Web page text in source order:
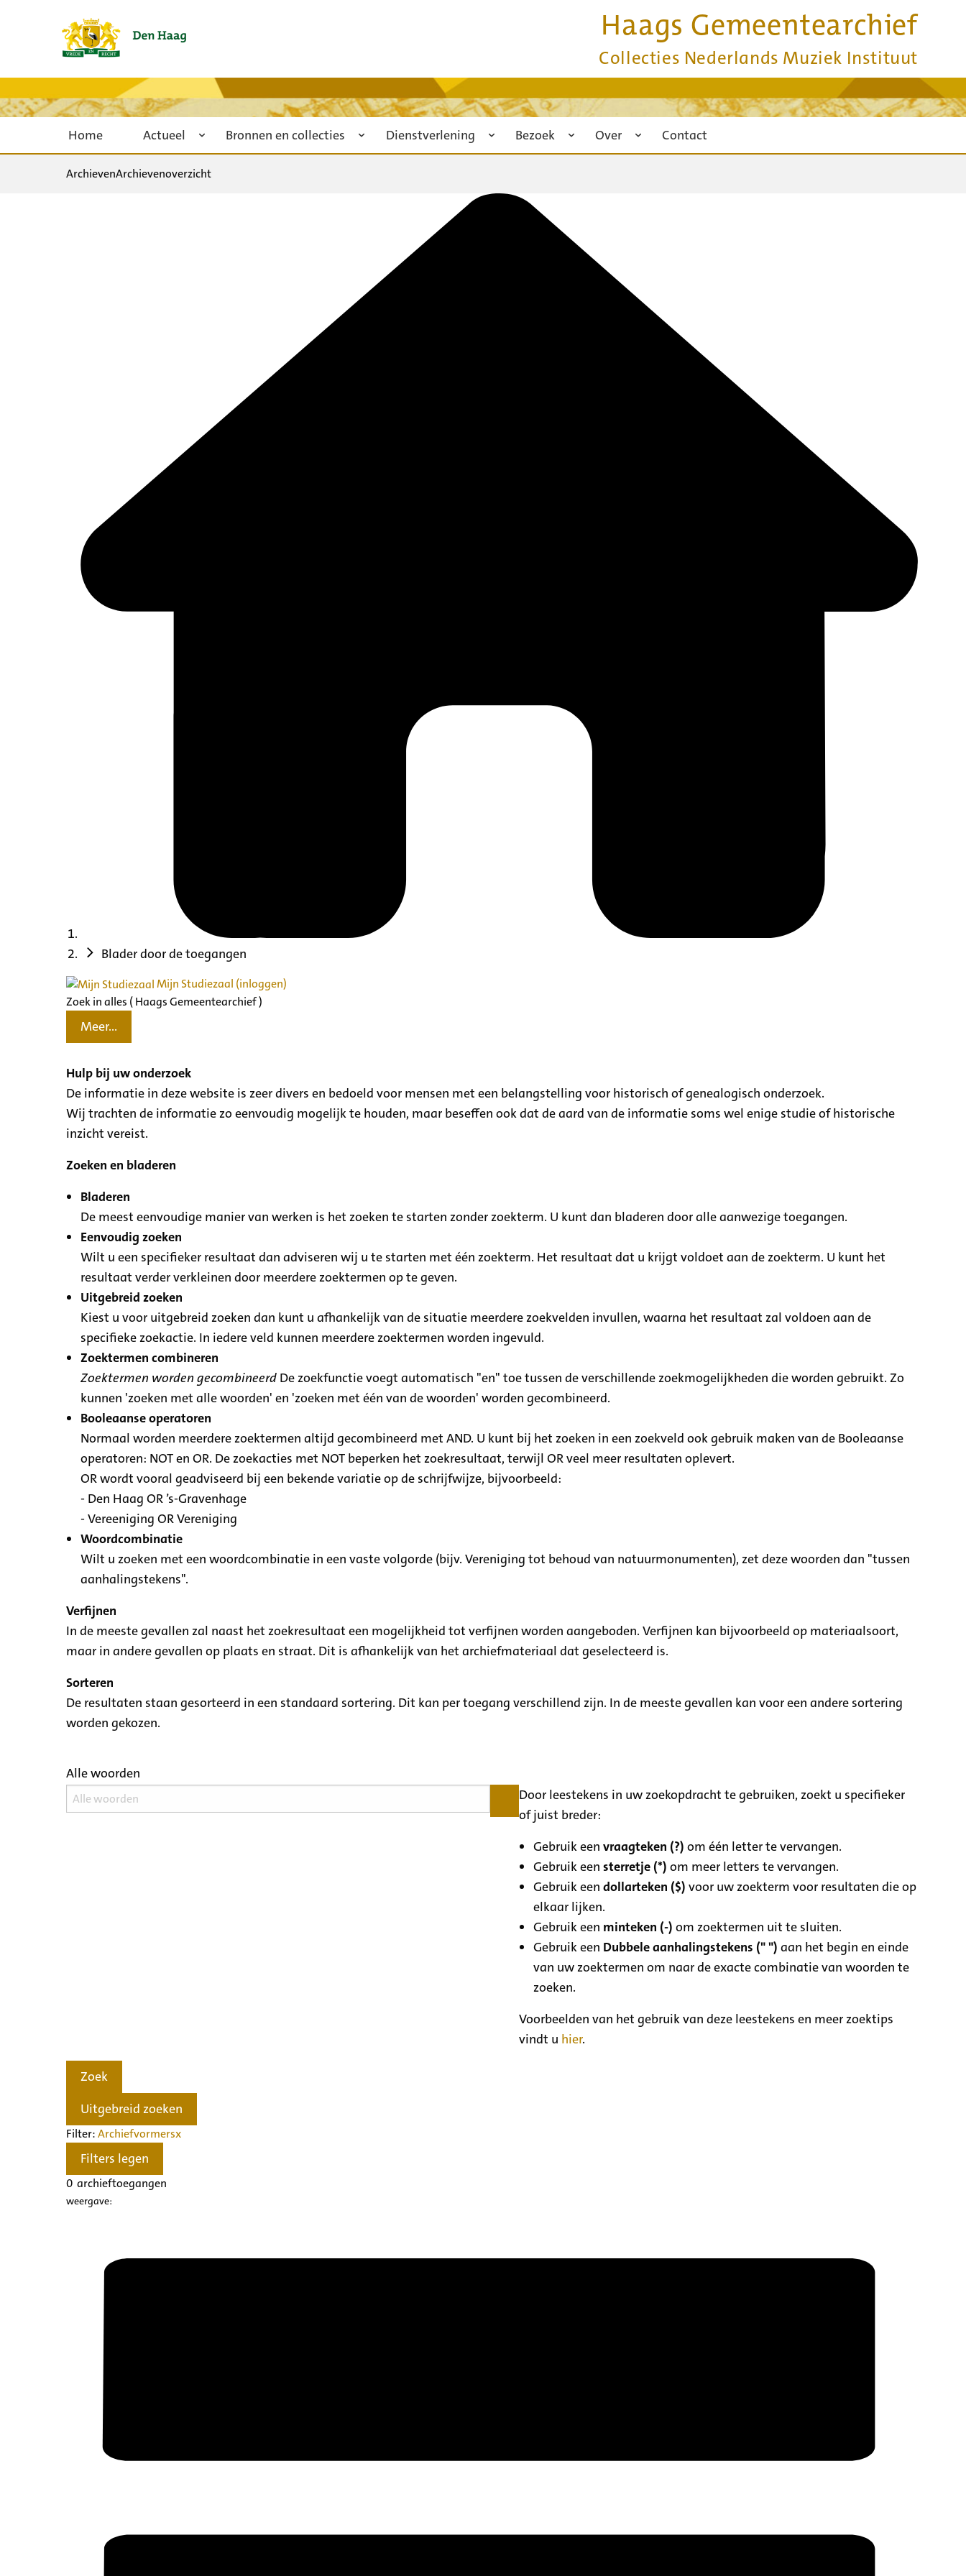
Haags Gemeentearchief
Collecties Nederlands Muziek Instituut
Home Actueel Bronnen en collecties Dienstverlening Bezoek Over Contact
ArchievenArchievenoverzicht
Blader door de toegangen
Mijn Studiezaal (inloggen)
Zoek in alles ( Haags Gemeentearchief )
Meer...
Hulp bij uw onderzoek
De informatie in deze website is zeer divers en bedoeld voor mensen met een belangstelling voor historisch of genealogisch onderzoek.
Wij trachten de informatie zo eenvoudig mogelijk te houden, maar beseffen ook dat de aard van de informatie soms wel enige studie of historische
inzicht vereist.
Zoeken en bladeren
Bladeren
De meest eenvoudige manier van werken is het zoeken te starten zonder zoekterm. U kunt dan bladeren door alle aanwezige toegangen.
Eenvoudig zoeken
Wilt u een specifieker resultaat dan adviseren wij u te starten met één zoekterm. Het resultaat dat u krijgt voldoet aan de zoekterm. U kunt het
resultaat verder verkleinen door meerdere zoektermen op te geven.
Uitgebreid zoeken
Kiest u voor uitgebreid zoeken dan kunt u afhankelijk van de situatie meerdere zoekvelden invullen, waarna het resultaat zal voldoen aan de
specifieke zoekactie. In iedere veld kunnen meerdere zoektermen worden ingevuld.
Zoektermen combineren
Zoektermen worden gecombineerd De zoekfunctie voegt automatisch "en" toe tussen de verschillende zoekmogelijkheden die worden gebruikt. Zo
kunnen 'zoeken met alle woorden' en 'zoeken met één van de woorden' worden gecombineerd.
Booleaanse operatoren
Normaal worden meerdere zoektermen altijd gecombineerd met AND. U kunt bij het zoeken in een zoekveld ook gebruik maken van de Booleaanse
operatoren: NOT en OR. De zoekacties met NOT beperken het zoekresultaat, terwijl OR veel meer resultaten oplevert.
OR wordt vooral geadviseerd bij een bekende variatie op de schrijfwijze, bijvoorbeeld:
- Den Haag OR ’s-Gravenhage
- Vereeniging OR Vereniging
Woordcombinatie
Wilt u zoeken met een woordcombinatie in een vaste volgorde (bijv. Vereniging tot behoud van natuurmonumenten), zet deze woorden dan "tussen
aanhalingstekens".
Verfijnen
In de meeste gevallen zal naast het zoekresultaat een mogelijkheid tot verfijnen worden aangeboden. Verfijnen kan bijvoorbeeld op materiaalsoort,
maar in andere gevallen op plaats en straat. Dit is afhankelijk van het archiefmateriaal dat geselecteerd is.
Sorteren
De resultaten staan gesorteerd in een standaard sortering. Dit kan per toegang verschillend zijn. In de meeste gevallen kan voor een andere sortering
worden gekozen.
Alle woorden
Door leestekens in uw zoekopdracht te gebruiken, zoekt u specifieker
of juist breder:
Gebruik eenvraagteken (?) om één letter te vervangen.
Gebruik eensterretje (*) om meer letters te vervangen.
Gebruik eendollarteken ($) voor uw zoekterm voor resultaten die op
elkaar lijken.
Gebruik een minteken (-) om zoektermen uit te sluiten.
Gebruik een Dubbele aanhalingstekens (" ") aan het begin en einde
van uw zoektermen om naar de exacte combinatie van woorden te
zoeken.
Voorbeelden van het gebruik van deze leestekens en meer zoektips
vindt u hier.
Zoek
Uitgebreid zoeken
Filter:Archiefvormersx
Filters legen
0 archieftoegangen
weergave: